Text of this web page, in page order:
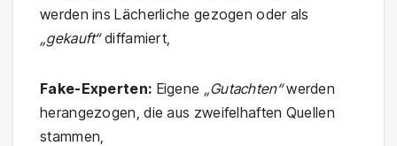
werden ins Lächerliche gezogen oder als
„gekauft“diffamiert,
Fake-Experten: Eigene „Gutachten“werden
herangezogen, die aus zweifelhaften Quellen
stammen,